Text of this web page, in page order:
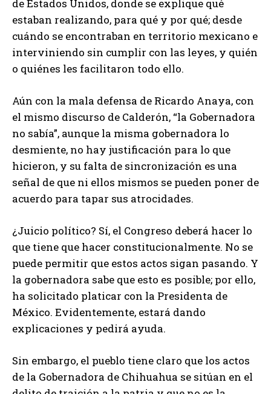
de Estados Unidos, donde se explique qué
estaban realizando, para qué y por qué; desde
cuándo se encontraban en territorio mexicano e
interviniendo sin cumplir con las leyes, y quién
o quiénes les facilitaron todo ello.
Aún con la mala defensa de Ricardo Anaya, con
el mismo discurso de Calderón, “la Gobernadora
no sabía”, aunque la misma gobernadora lo
desmiente, no hay justificación para lo que
hicieron, y su falta de sincronización es una
señal de que ni ellos mismos se pueden poner de
acuerdo para tapar sus atrocidades.
¿Juicio político? Sí, el Congreso deberá hacer lo
que tiene que hacer constitucionalmente. No se
puede permitir que estos actos sigan pasando. Y
la gobernadora sabe que esto es posible; por ello,
ha solicitado platicar con la Presidenta de
México. Evidentemente, estará dando
explicaciones y pedirá ayuda.
Sin embargo, el pueblo tiene claro que los actos
de la Gobernadora de Chihuahua se sitúan en el